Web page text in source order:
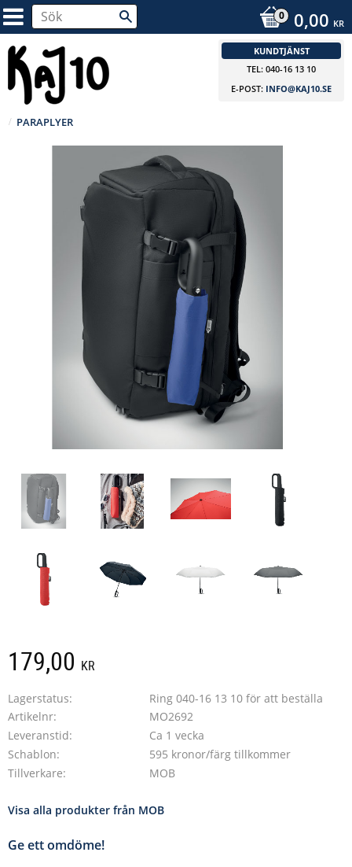
0,00 KR
KUNDTJÄNST
TEL: 040-16 13 10
E-POST: INFO@KAJ10.SE
PARAPLYER
179,00 KR
Lagerstatus
Ring 040-16 13 10 för att beställa
Artikelnr
MO2692
Leveranstid
Ca 1 vecka
Schablon
595 kronor/färg tillkommer
Tillverkare
MOB
Visa alla produkter från MOB
Ge ett omdöme!